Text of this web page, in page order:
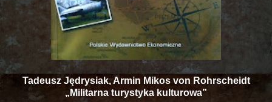
Tadeusz Jędrysiak, Armin Mikos von Rohrscheidt
„Militarna turystyka kulturowa”